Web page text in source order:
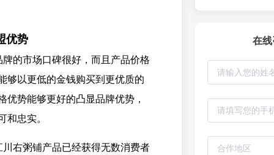
优势
的市场口碑很好，而且产品价格
够以更低的金钱购买到更优质的
优势能够更好的凸显品牌优势，
和忠实。
右粥铺产品已经获得无数消费者
在